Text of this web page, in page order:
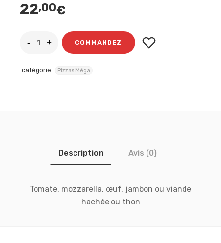
22,00€
COMMANDEZ
catégorie Pizzas Méga
Description Avis (0)
Tomate, mozzarella, œuf, jambon ou viande
hachée ou thon